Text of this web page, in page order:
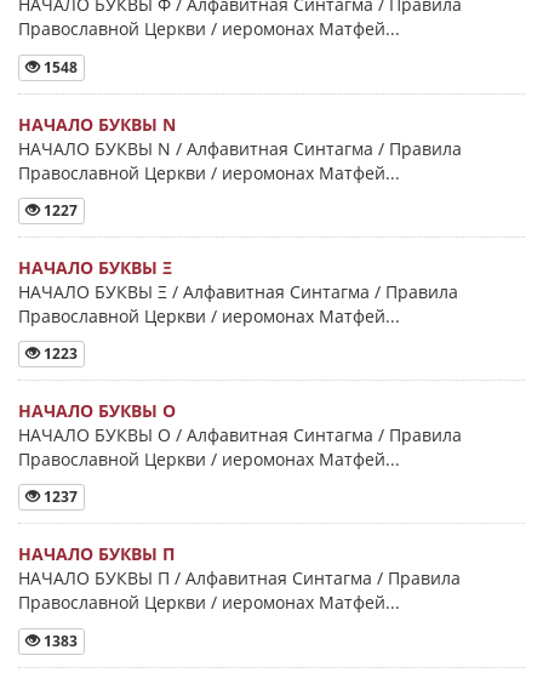
Православной Церкви / иеромонах Матфей...
1548
НАЧАЛО БУКВЫ Ν
НАЧАЛО БУКВЫ Ν / Алфавитная Синтагма / Правила
Православной Церкви / иеромонах Матфей...
1227
НАЧАЛО БУКВЫ Ξ
НАЧАЛО БУКВЫ Ξ / Алфавитная Синтагма / Правила
Православной Церкви / иеромонах Матфей...
1223
НАЧАЛО БУКВЫ Ο
НАЧАЛО БУКВЫ Ο / Алфавитная Синтагма / Правила
Православной Церкви / иеромонах Матфей...
1237
НАЧАЛО БУКВЫ Π
НАЧАЛО БУКВЫ Π / Алфавитная Синтагма / Правила
Православной Церкви / иеромонах Матфей...
1383